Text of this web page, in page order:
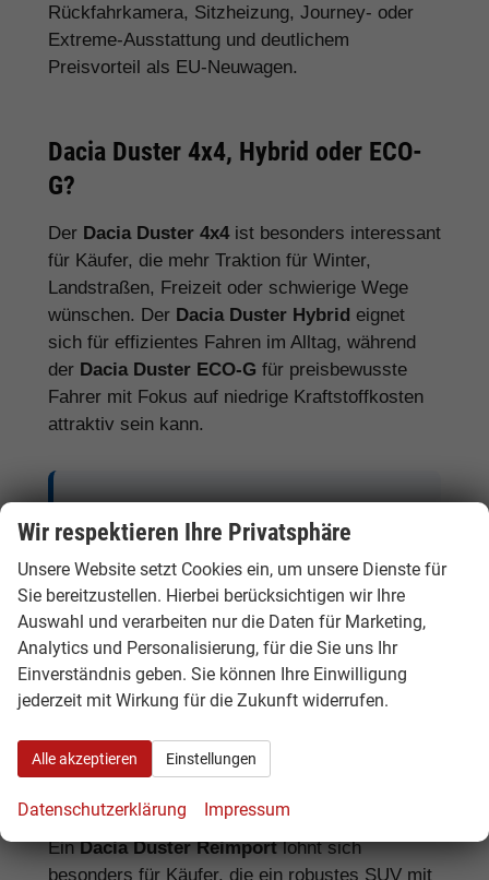
Rückfahrkamera, Sitzheizung, Journey- oder
Extreme-Ausstattung und deutlichem
Preisvorteil als EU-Neuwagen.
Dacia Duster 4x4, Hybrid oder ECO-
G?
Der Dacia Duster 4x4ist besonders interessant
für Käufer, die mehr Traktion für Winter,
Landstraßen, Freizeit oder schwierige Wege
wünschen. Der Dacia Duster Hybrid eignet
sich für effizientes Fahren im Alltag, während
der Dacia Duster ECO-G für preisbewusste
Fahrer mit Fokus auf niedrige Kraftstoffkosten
attraktiv sein kann.
Vergleich zwischen TCe, Hybrid, ECO-G,
4x4, Tageszulassung und EU-Neuwagen.
Je nach Fahrprofil, Lieferzeit und
Ausstattung kann eine andere Variante die
bessere Wahl sein.
Dacia Duster Reimport: Für wen lohnt
sich das?
EinDacia Duster Reimportlohnt sich
besonders für Käufer, die ein robustes SUV mit
Wir respektieren Ihre Privatsphäre
Unsere Website setzt Cookies ein, um unsere Dienste für
Sie bereitzustellen. Hierbei berücksichtigen wir Ihre
Auswahl und verarbeiten nur die Daten für Marketing,
Analytics und Personalisierung, für die Sie uns Ihr
Einverständnis geben. Sie können Ihre Einwilligung
jederzeit mit Wirkung für die Zukunft widerrufen.
Alle akzeptieren Einstellungen
Datenschutzerklärung Impressum